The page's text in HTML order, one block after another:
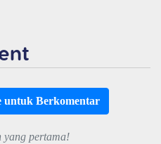
untuk Berkomentar
yang pertama!